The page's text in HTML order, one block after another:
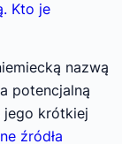
Kto je
nazwą
potencjalną
jego krótkiej
źródła